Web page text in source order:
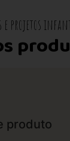
e projetos
produto